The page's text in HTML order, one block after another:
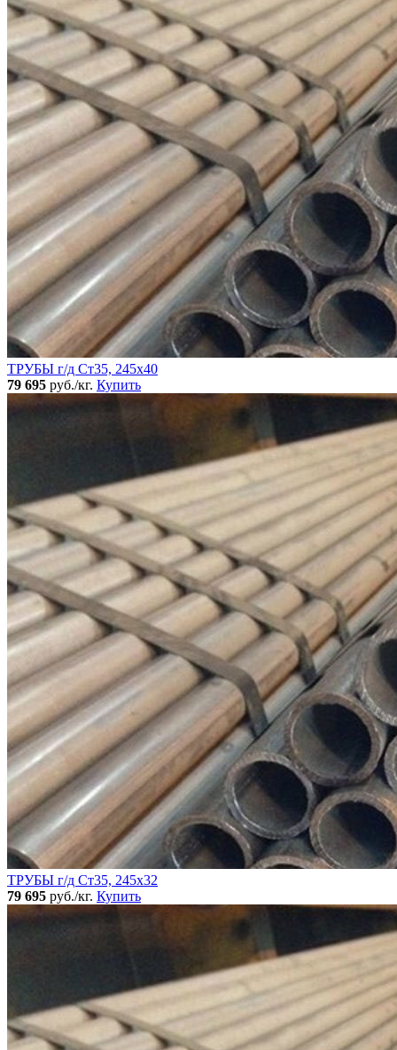
ТРУБЫ г/д Ст35, 245х40
79 695 руб./кг. Купить
ТРУБЫ г/д Ст35, 245х32
79 695 руб./кг. Купить